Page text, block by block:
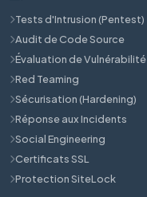
Tests d'Intrusion (Pentest)
Audit de Code Source
Évaluation de Vulnérabilité
Red Teaming
Sécurisation (Hardening)
Réponse aux Incidents
Social Engineering
Certificats SSL
Protection SiteLock